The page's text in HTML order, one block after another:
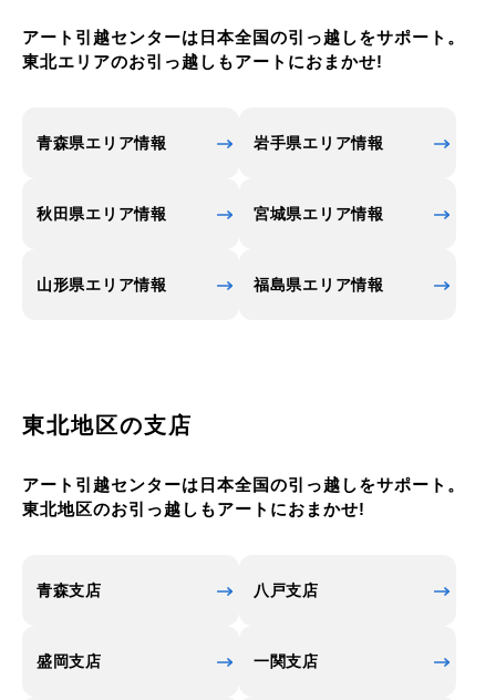
す。
1万数千人もの観客が訪れます。
地です。
アート引越センターは日本全国の引っ越しをサポート。
東北エリアのお引っ越しもアートにおまかせ!
青森県エリア情報 岩手県エリア情報
秋田県エリア情報 宮城県エリア情報
山形県エリア情報 福島県エリア情報
東北地区の支店
アート引越センターは日本全国の引っ越しをサポート。
東北地区のお引っ越しもアートにおまかせ!
青森支店 八戸支店
盛岡支店 一関支店